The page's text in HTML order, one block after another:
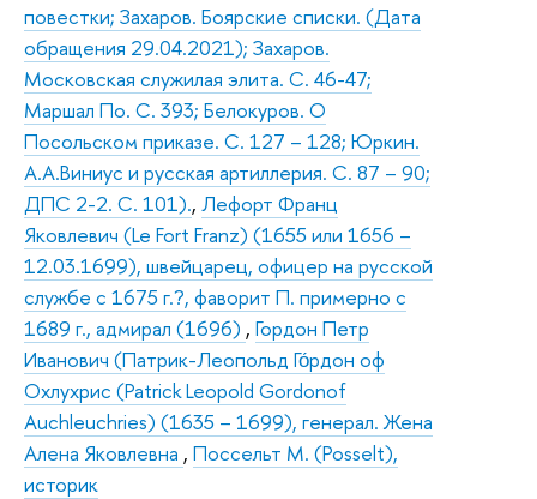
повестки; Захаров. Боярские списки. (Дата
обращения 29.04.2021); Захаров.
Московская служилая элита. С. 46-47;
Маршал По. С. 393; Белокуров. О
Посольском приказе. С. 127 – 128; Юркин.
А.А.Виниус и русская артиллерия. С. 87 – 90;
ДПС 2-2. С. 101)., Лефорт Франц
Яковлевич (Le Fort Franz) (1655 или 1656 –
12.03.1699), швейцарец, офицер на русской
службе с 1675 г.?, фаворит П. примерно с
1689 г., адмирал (1696) , Гордон Петр
Иванович (Патрик-Леопольд Го́рдон оф
Охлухрис (Patrick Leopold Gordonof
Auchleuchries) (1635 – 1699), генерал. Жена
Алена Яковлевна , Поссельт М. (Posselt),
историк